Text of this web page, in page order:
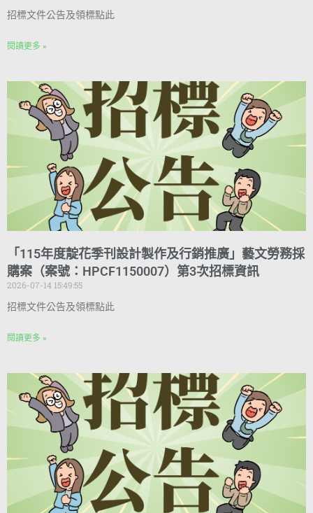
招標文件公告及領標點此
閱讀更多 »
「115年度靛花季刊設計製作及行銷推廣」藝文勞務採
購案（案號：HPCF1150007）第3次招標資訊
2026-07-14 15:49:55
招標文件公告及領標點此
閱讀更多 »